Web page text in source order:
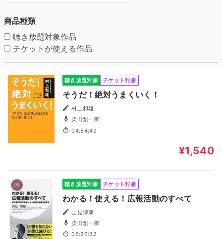
商品種類
聴き放題対象作品
チケットが使える作品
聴き放題対象 チケット対象
そうだ！絶対うまくいく！
村上和雄
柴田創一郎
04:54:49
¥1,540
聴き放題対象 チケット対象
わかる！使える！広報活動のすべて
山見博康
柴田創一郎
05:26:32